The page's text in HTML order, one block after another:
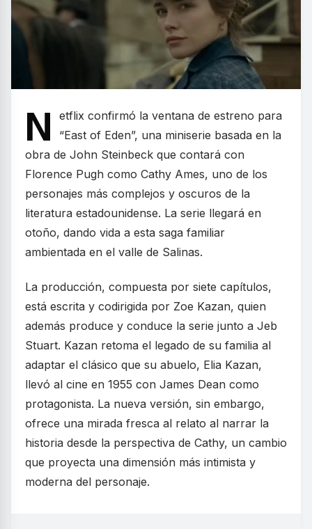
N
etflix confirmó la ventana de estreno para
“East of Eden”, una miniserie basada en la
obra de John Steinbeck que contará con
Florence Pugh como Cathy Ames, uno de los
personajes más complejos y oscuros de la
literatura estadounidense. La serie llegará en
otoño, dando vida a esta saga familiar
ambientada en el valle de Salinas.
La producción, compuesta por siete capítulos,
está escrita y codirigida por Zoe Kazan, quien
además produce y conduce la serie junto a Jeb
Stuart. Kazan retoma el legado de su familia al
adaptar el clásico que su abuelo, Elia Kazan,
llevó al cine en 1955 con James Dean como
protagonista. La nueva versión, sin embargo,
ofrece una mirada fresca al relato al narrar la
historia desde la perspectiva de Cathy, un cambio
que proyecta una dimensión más intimista y
moderna del personaje.